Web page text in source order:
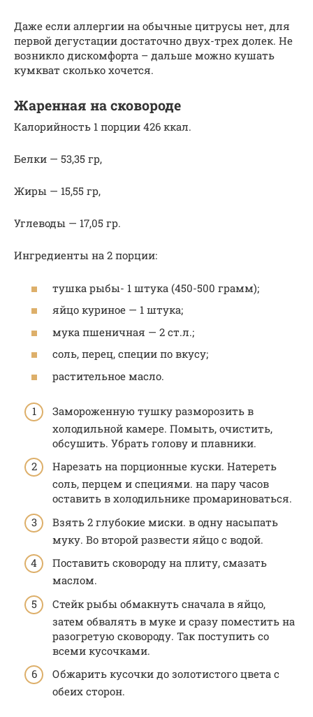
Даже если аллергии на обычные цитрусы нет, для
первой дегустации достаточно двух-трех долек. Не
возникло дискомфорта – дальше можно кушать
кумкват сколько хочется.
Жаренная на сковороде
Калорийность 1 порции 426 ккал.
Белки — 53,35 гр,
Жиры — 15,55 гр,
Углеводы — 17,05 гр.
Ингредиенты на 2 порции:
тушка рыбы- 1 штука (450-500 грамм);
яйцо куриное — 1 штука;
мука пшеничная — 2 ст.л.;
соль, перец, специи по вкусу;
растительное масло.
Замороженную тушку разморозить в
холодильной камере. Помыть, очистить,
обсушить. Убрать голову и плавники.
Нарезать на порционные куски. Натереть
соль, перцем и специями. на пару часов
оставить в холодильнике промариноваться.
Взять 2 глубокие миски. в одну насыпать
муку. Во второй развести яйцо с водой.
Поставить сковороду на плиту, смазать
маслом.
Стейк рыбы обмакнуть сначала в яйцо,
затем обвалять в муке и сразу поместить на
разогретую сковороду. Так поступить со
всеми кусочками.
Обжарить кусочки до золотистого цвета с
обеих сторон.